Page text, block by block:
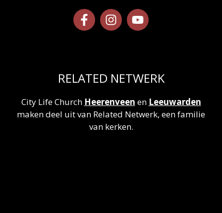
RELATED NETWERK
City Life Church Heerenveen en Leeuwarden
maken deel uit van Related Netwerk, een familie
van kerken.